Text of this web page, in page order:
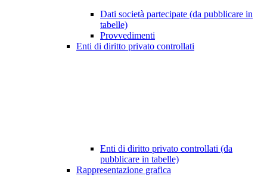
Dati società partecipate (da pubblicare in
tabelle)
Provvedimenti
Enti di diritto privato controllati
Enti di diritto privato controllati (da
pubblicare in tabelle)
Rappresentazione grafica